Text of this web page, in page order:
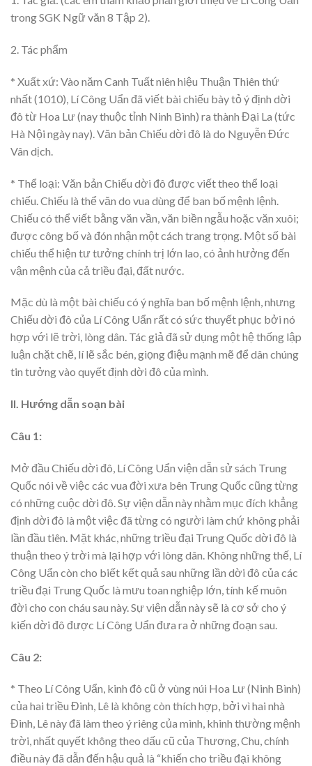
trong SGK Ngữ văn 8 Tập 2).
2. Tác phẩm
* Xuất xứ: Vào năm Canh Tuất niên hiệu Thuận Thiên thứ
nhất (1010), Lí Công Uẩn đã viết bài chiếu bày tỏ ý định dời
đô từ Hoa Lư (nay thuộc tỉnh Ninh Bình) ra thành Đại La (tức
Hà Nội ngày nay). Văn bản Chiếu dời đô là do Nguyễn Đức
Vân dịch.
* Thể loại: Văn bản Chiếu dời đô được viết theo thể loại
chiếu. Chiếu là thể văn do vua dùng để ban bố mệnh lệnh.
Chiếu có thể viết bằng văn vần, văn biền ngẫu hoặc văn xuôi;
được công bố và đón nhận một cách trang trọng. Một số bài
chiếu thể hiện tư tưởng chính trị lớn lao, có ảnh hưởng đến
vận mệnh của cả triều đại, đất nước.
Mặc dù là một bài chiếu có ý nghĩa ban bố mệnh lệnh, nhưng
Chiếu dời đô của Lí Công Uẩn rất có sức thuyết phục bởi nó
hợp với lẽ trời, lòng dân. Tác giả đã sử dụng một hệ thống lập
luận chặt chẽ, lí lẽ sắc bén, giọng điệu mạnh mẽ để dân chúng
tin tưởng vào quyết định dời đô của mình.
II. Hướng dẫn soạn bài
Câu 1:
Mở đầu Chiếu dời đô, Lí Công Uẩn viện dẫn sử sách Trung
Quốc nói về việc các vua đời xưa bên Trung Quốc cũng từng
có những cuộc dời đô. Sự viện dẫn này nhằm mục đích khẳng
định dời đô là một việc đã từng có người làm chứ không phải
lần đầu tiên. Mặt khác, những triều đại Trung Quốc dời đô là
thuận theo ý trời mà lại hợp với lòng dân. Không những thế, Lí
Công Uẩn còn cho biết kết quả sau những lần dời đô của các
triều đại Trung Quốc là mưu toan nghiệp lớn, tính kế muôn
đời cho con cháu sau này. Sự viện dẫn này sẽ là cơ sở cho ý
kiến dời đô được Lí Công Uẩn đưa ra ở những đoạn sau.
Câu 2:
* Theo Lí Công Uẩn, kinh đô cũ ở vùng núi Hoa Lư (Ninh Bình)
của hai triều Đinh, Lê là không còn thích hợp, bởi vì hai nhà
Đinh, Lê này đã làm theo ý riêng của mình, khinh thường mệnh
trời, nhất quyết không theo dấu cũ của Thương, Chu, chính
điều này đã dẫn đến hậu quả là “khiến cho triều đại không